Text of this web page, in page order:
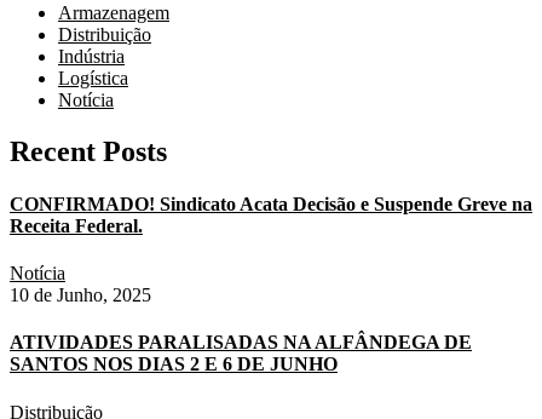
Armazenagem
Distribuição
Indústria
Logística
Notícia
Recent Posts
CONFIRMADO! Sindicato Acata Decisão e Suspende Greve na
Receita Federal.
Notícia
10 de Junho, 2025
ATIVIDADES PARALISADAS NA ALFÂNDEGA DE
SANTOS NOS DIAS 2 E 6 DE JUNHO
Distribuição